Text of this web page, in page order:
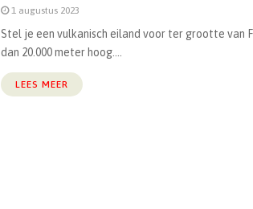
1 augustus 2023
Stel je een vulkanisch eiland voor ter grootte van
dan 20.000 meter hoog....
LEES MEER